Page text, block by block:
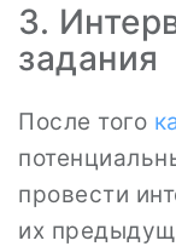
3.
задания
После того
провести
их